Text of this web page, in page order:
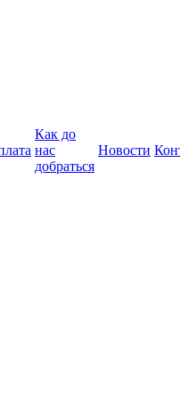
Как до
нас
добраться
Новости